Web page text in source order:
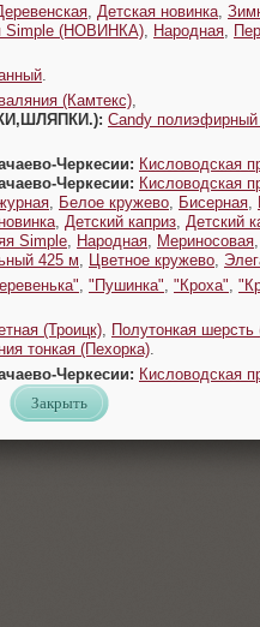
Детская новинка
Simple (НОВИНКА) Народная
(Камтекс)
Candy
Черкесии: Кисловодская
Черкесии: Кисловодская
Белое кружево Бисерная
Детский каприз Детский
Simple Народная Мериносовая
425 м Цветное кружево
"Пушинка" "Кроха"
(Троицк) Полутонкая шерсть
тонкая (Пехорка)
Черкесии: Кисловодская
Закрыть